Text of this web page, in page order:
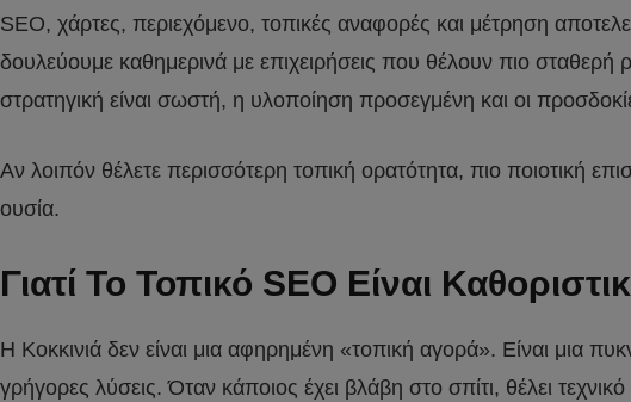
SEO, χάρτες, περιεχόμενο, τοπικές αναφορές και μέτρηση
δουλεύουμε καθημερινά με επιχειρήσεις που θέλουν πιο σταθερή
στρατηγική είναι σωστή, η υλοποίηση προσεγμένη και οι
Αν λοιπόν θέλετε περισσότερη τοπική ορατότητα, πιο ποιοτική
ουσία.
Γιατί Το Τοπικό SEO Είναι
Η Κοκκινιά δεν είναι μια αφηρημένη «τοπική αγορά». Είναι μια
γρήγορες λύσεις. Όταν κάποιος έχει βλάβη στο σπίτι, θέλει